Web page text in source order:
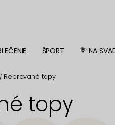
ŠPORT 💐 NA
/ Rebrované topy
topy